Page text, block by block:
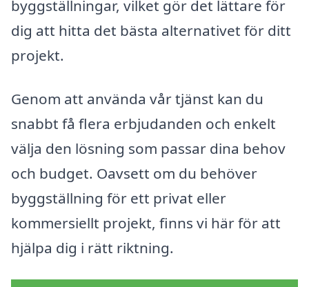
byggställningar, vilket gör det lättare för
dig att hitta det bästa alternativet för ditt
projekt.
Genom att använda vår tjänst kan du
snabbt få flera erbjudanden och enkelt
välja den lösning som passar dina behov
och budget. Oavsett om du behöver
byggställning för ett privat eller
kommersiellt projekt, finns vi här för att
hjälpa dig i rätt riktning.